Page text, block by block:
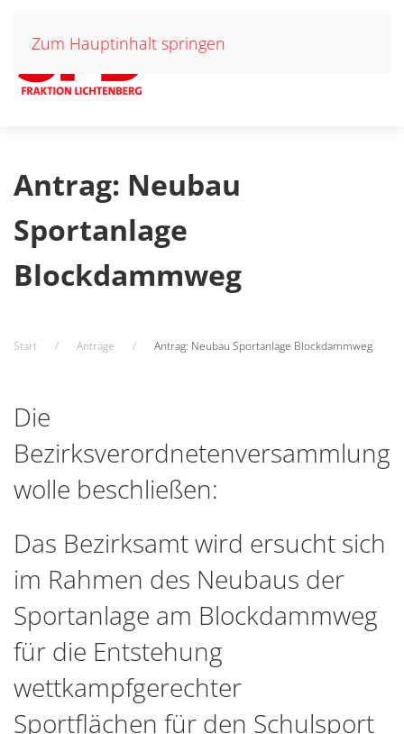
Zum Hauptinhalt springen
Antrag: Neubau
Sportanlage
Blockdammweg
Start Anträge Antrag: Neubau Sportanlage Blockdammweg
Die
Bezirksverordnetenversammlung
wolle beschließen:
Das Bezirksamt wird ersucht sich
im Rahmen des Neubaus der
Sportanlage am Blockdammweg
für die Entstehung
wettkampfgerechter
Sportflächen für den Schulsport